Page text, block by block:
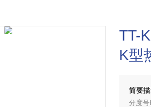
TT-
K型
简要描
分度